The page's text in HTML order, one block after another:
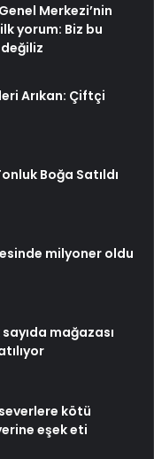
Merkezi’nin
yorum: Biz bu
Arıkan: Çiftçi
Boğa Satıldı
milyoner oldu
mağazası
kötü
eşek eti